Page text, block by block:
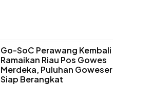
Go-SoC Perawang Kembali
Ramaikan Riau Pos Gowes
Merdeka, Puluhan Goweser
Siap Berangkat